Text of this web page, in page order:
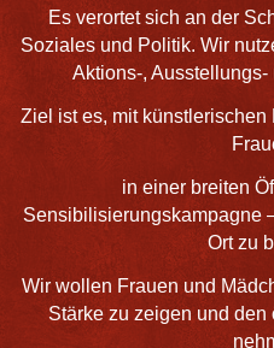
Es verortet sich an der
Soziales und Politik. Wir
Aktions-,
Ziel ist es, mit
in einer breiten
Sensibilisierungskampagne
Ort zu
Wir wollen Frauen und
Stärke zu zeigen und